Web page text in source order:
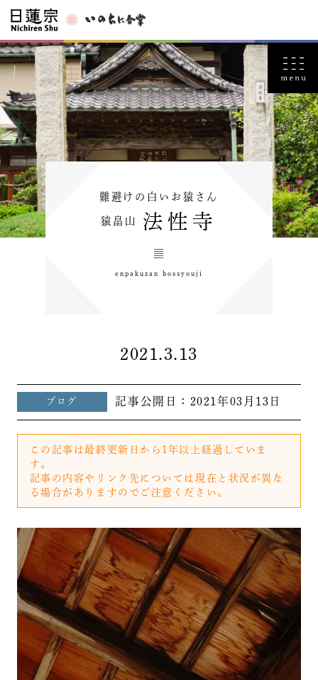
難避けの白いお猿さん
猿畠山 法性寺
enpakuzan hossyouji
2021.3.13
ブログ 記事公開日： 2021年03月13日
この記事は最終更新日から1年以上経過していま
す。
記事の内容やリンク先については現在と状況が異な
る場合がありますのでご注意ください。